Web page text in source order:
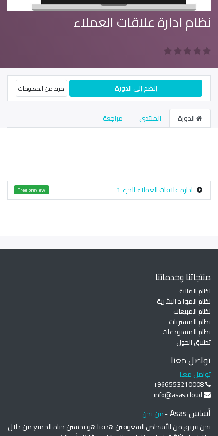
نظام ادارة علاقات العملاء
إنضم إلى الدورة مزيد من المعلومات
الدورة المنتدى مراجعة
ادارة علاقات العملاء الجزء 1 Free preview
منتجاتنا وخدماتنا
نظام المالية
نظام الموارد البشرية
نظام المبيعات
نظام المشتريات
نظام المستودعات
تطبيق الجول
تواصل معنا
تواصل معنا
+966553210008
info@asas.cloud
أساس Asas -من نحن
نحن فريق من الأشخاص الشغوفين هدفنا هو تحسين حياة الجميع من خلال